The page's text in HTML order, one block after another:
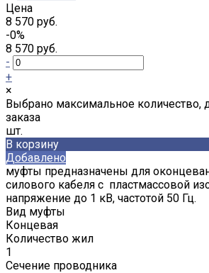
Цена
8 570 руб.
-0%
8 570 руб.
-
+
×
Выбрано максимальное количество,
заказа
шт.
В корзину
Добавлено
муфты предназначены для
силового кабеля с пластмассовой
напряжение до 1 кВ, частотой 50 Гц.
Вид муфты
Концевая
Количество жил
1
Сечение проводника